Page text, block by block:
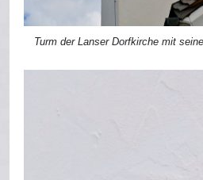
Turm der Lanser Dorfkirche mit